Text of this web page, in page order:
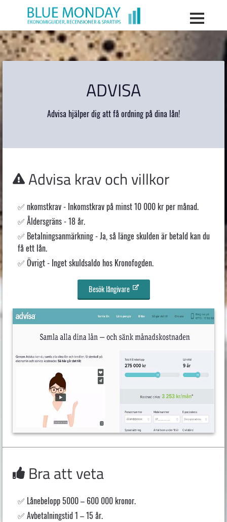
ADVISA
Advisa hjälper dig att få ordning på dina lån!
Advisakrav och villkor
nkomstkrav - Inkomstkrav på minst 10 000 kr per månad.
Åldersgräns - 18 år.
Betalningsanmärkning - Ja, så länge skulden är betald kan du
få ett lån.
Övrigt - Inget skuldsaldo hos Kronofogden.
Besök långivare
Bra att veta
Lånebelopp 5000 – 600 000 kronor.
Avbetalningstid 1 – 15 år.